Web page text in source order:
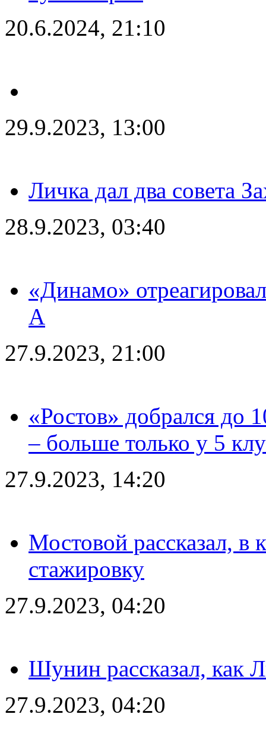
20.6.2024, 21:10
29.9.2023, 13:00
Личка дал два совета
28.9.2023, 03:40
«Динамо»
А
27.9.2023, 21:00
«Ростов» добрался до
– больше только у 5
27.9.2023, 14:20
Мостовой рассказал, в
стажировку
27.9.2023, 04:20
Шунин рассказал, как
27.9.2023, 04:20